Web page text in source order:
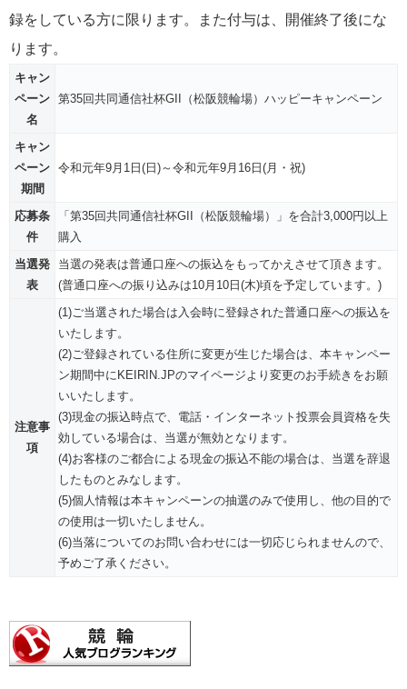
録をしている方に限ります。また付与は、開催終了後にな
ります。
キャン
ペーン
名
第35回共同通信社杯GII（松阪競輪場）ハッピーキャンペーン
キャン
ペーン
期間
令和元年9月1日(日)～令和元年9月16日(月・祝)
応募条
件
「第35回共同通信社杯GII（松阪競輪場）」を合計3,000円以上
購入
当選発
表
当選の発表は普通口座への振込をもってかえさせて頂きます。
(普通口座への振り込みは10月10日(木)頃を予定しています。)
注意事
項
(1)ご当選された場合は入会時に登録された普通口座への振込を
いたします。
(2)ご登録されている住所に変更が生じた場合は、本キャンペー
ン期間中にKEIRIN.JPのマイページより変更のお手続きをお願
いいたします。
(3)現金の振込時点で、電話・インターネット投票会員資格を失
効している場合は、当選が無効となります。
(4)お客様のご都合による現金の振込不能の場合は、当選を辞退
したものとみなします。
(5)個人情報は本キャンペーンの抽選のみで使用し、他の目的で
の使用は一切いたしません。
(6)当落についてのお問い合わせには一切応じられませんので、
予めご了承ください。